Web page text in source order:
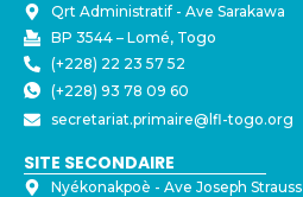
Qrt Administratif - ⁠Ave Sarakawa
BP 3544 – Lomé, Togo
(+228) 22 23 57 52
(+228) 93 78 09 60
secretariat.primaire@lfl-togo.org
SITE SECONDAIRE
Nyékonakpoè - ⁠Ave Joseph Strauss